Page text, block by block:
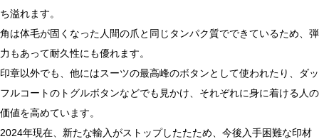
ち溢れます。
角は体毛が固くなった人間の爪と同じタンパク質でできているため、弾
力もあって耐久性にも優れます。
印章以外でも、他にはスーツの最高峰のボタンとして使われたり、ダッ
フルコートのトグルボタンなどでも見かけ、それぞれに身に着ける人の
価値を高めています。
2024年現在、新たな輸入がストップしたたため、今後入手困難な印材